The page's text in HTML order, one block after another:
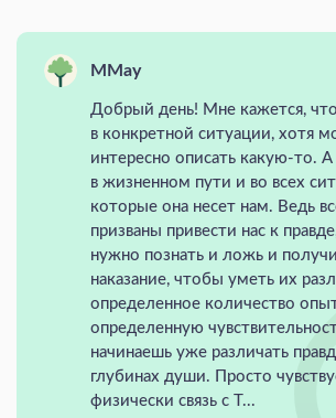
MMay
Добрый день! Мне кажется,
в конкретной ситуации, хотя
интересно описать какую-то.
в жизненном пути и во всех
которые она несет нам. Ведь
призваны привести нас к
нужно познать и ложь и
наказание, чтобы уметь их
определенное количество
определенную
начинаешь уже различать
глубинах души. Просто
физически связь с Т...